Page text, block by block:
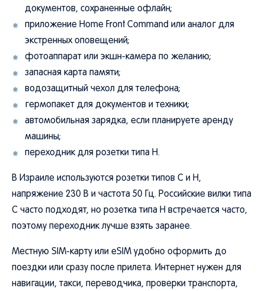
документов, сохраненные офлайн;
приложение Home Front Command или аналог для
экстренных оповещений;
фотоаппарат или экшн-камера по желанию;
запасная карта памяти;
водозащитный чехол для телефона;
гермопакет для документов и техники;
автомобильная зарядка, если планируете аренду
машины;
переходник для розетки типа H.
В Израиле используются розетки типов C и H,
напряжение 230 В и частота 50 Гц. Российские вилки типа
C часто подходят, но розетка типа H встречается часто,
поэтому переходник лучше взять заранее.
Местную SIM-карту или eSIM удобно оформить до
поездки или сразу после прилета. Интернет нужен для
навигации, такси, переводчика, проверки транспорта,